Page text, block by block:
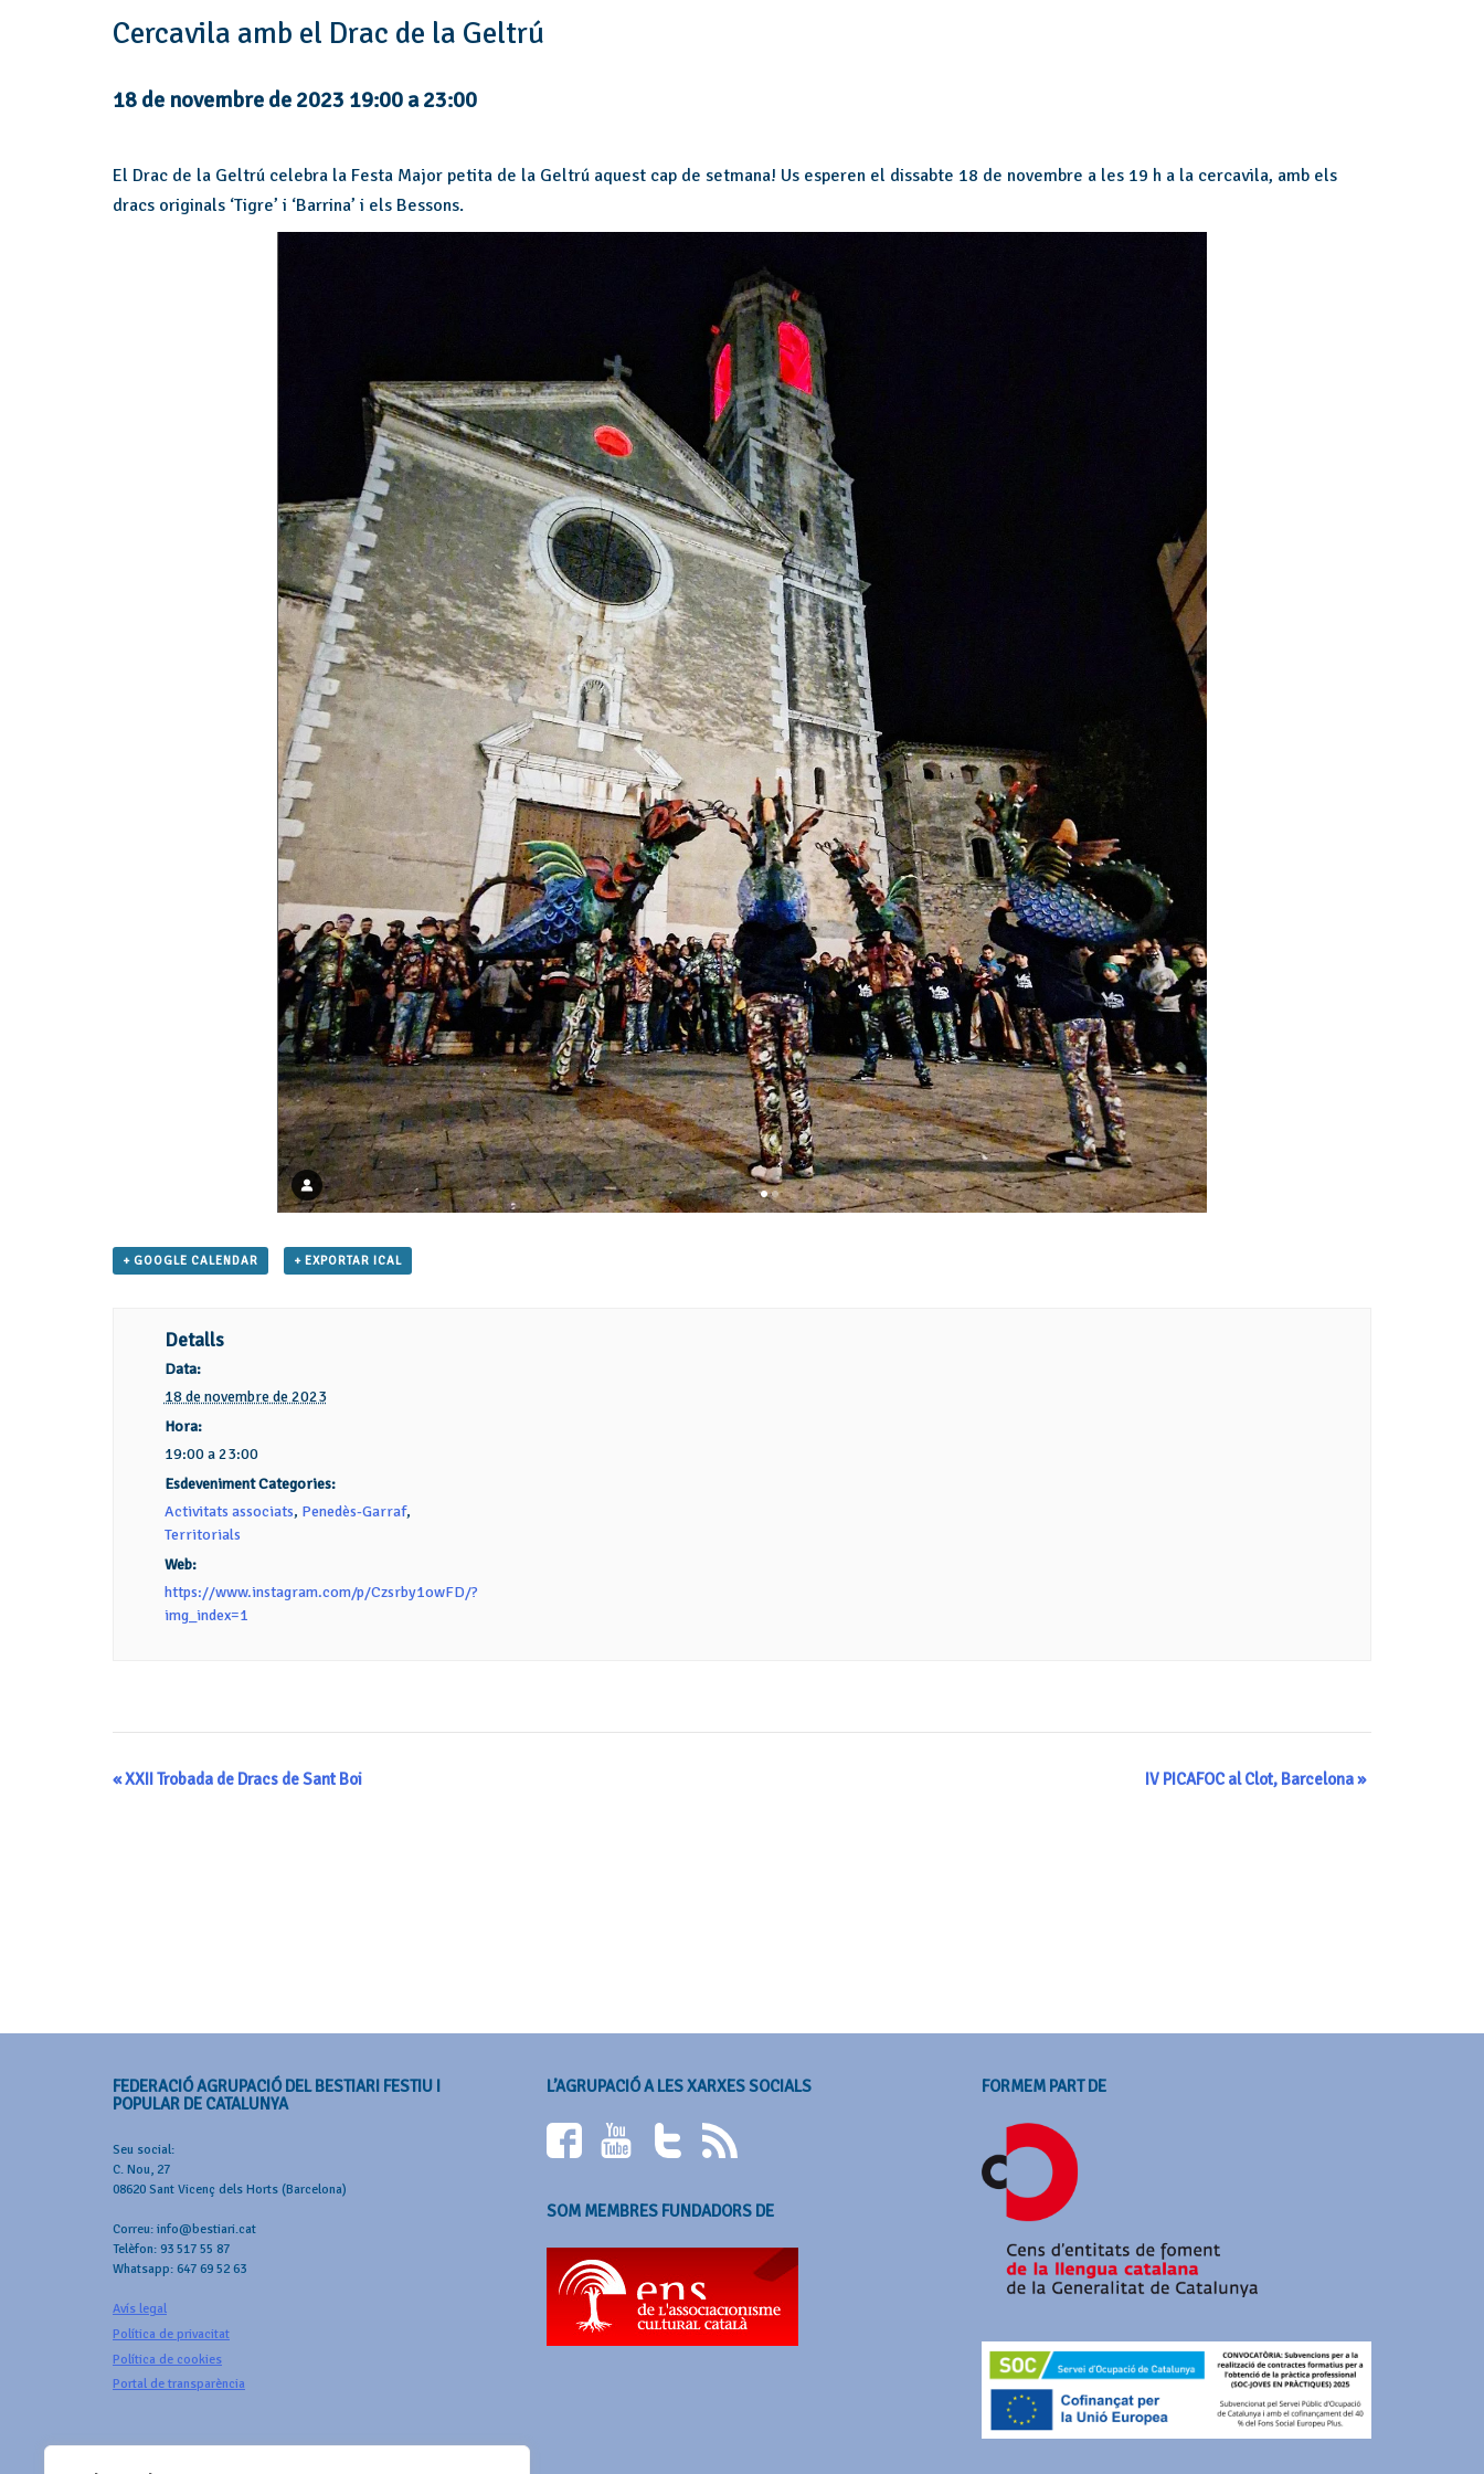
Cercavila amb el Drac de la Geltrú
18 de novembre de 2023 19:00 a23:00
El Drac de la Geltrú celebra la Festa Major petita de la Geltrú aquest cap de setmana! Us esperen el dissabte 18 de novembre a les 19 h a la cercavila, amb els
dracs originals ‘Tigre’ i ‘Barrina’ i els Bessons.
+ GOOGLE CALENDAR + EXPORTAR ICAL
Detalls
Data:
18 de novembre de 2023
Hora:
19:00 a 23:00
Esdeveniment Categories:
Activitats associats, Penedès-Garraf,
Territorials
Web:
https://www.instagram.com/p/Czsrby1owFD/?
img_index=1
Navegació
«XXII Trobada de Dracs de Sant Boi IV PICAFOC al Clot, Barcelona»
FEDERACIÓ AGRUPACIÓ DEL BESTIARI FESTIU I
POPULAR DE CATALUNYA
Seu social:
C. Nou, 27
08620 Sant Vicenç dels Horts (Barcelona)
Correu: info@bestiari.cat
Telèfon: 93 517 55 87
Whatsapp: 647 69 52 63
Avís legal
Política de privacitat
Política de cookies
Portal de transparència
L’AGRUPACIÓ A LES XARXES SOCIALS
SOM MEMBRES FUNDADORS DE
FORMEM PART DE